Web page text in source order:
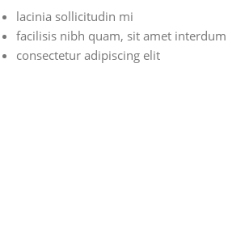
lacinia sollicitudin mi
facilisis nibh quam, sit amet interdum
consectetur adipiscing elit